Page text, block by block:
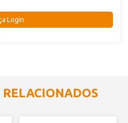
Login
RELACIONADOS